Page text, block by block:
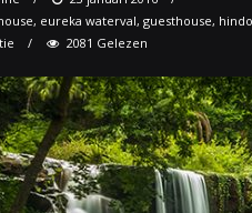
on
, eureka waterval, guesthouse,
2081 Gelezen